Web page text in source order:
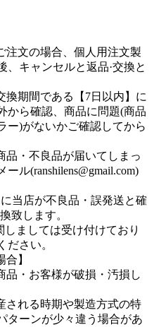
注文の場合、個人用注文製
、キャンセルと返品·交換と
換期間である【7日以内】に
から確認、商品に問題(商品
ー)がないかご確認してから
品・不良品が届いてしまっ
ル(ranshilens@gmail.com)
当店が不良品・誤発送と確
致します。
ましては受け付けており
ださい。
】
品・お客様が破損・汚損し
される時期や製造方式の特
ターンが少々違う場合があ